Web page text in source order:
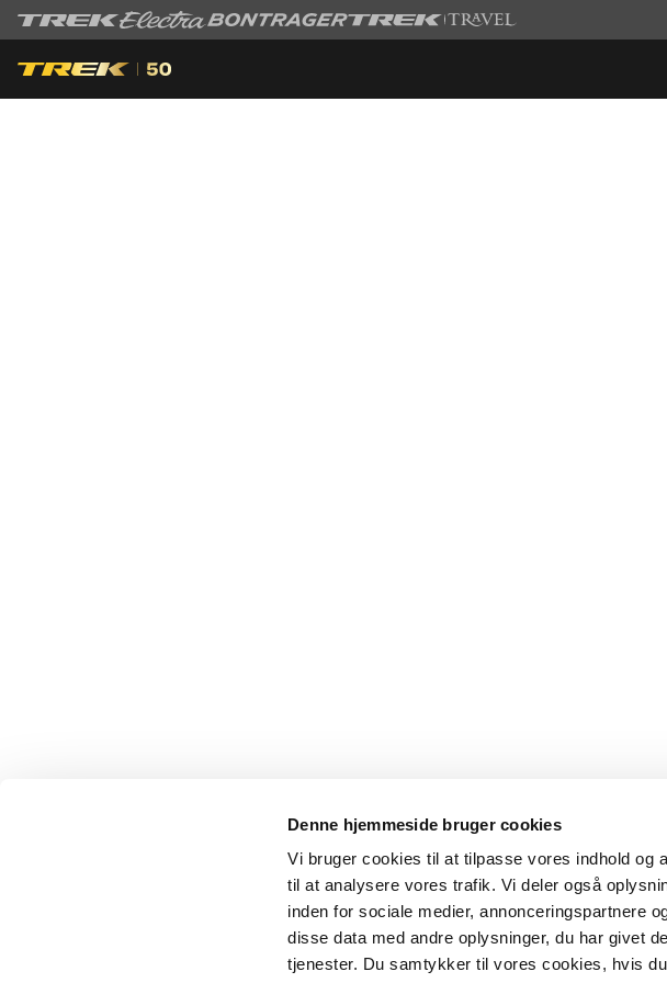
Denne hjemmeside bruger cookies
Vi bruger cookies til at tilpasse vores indhold og
til at analysere vores trafik. Vi deler også
inden for sociale medier, annonceringspartnere
disse data med andre oplysninger, du har givet
tjenester. Du samtykker til vores cookies, hvis